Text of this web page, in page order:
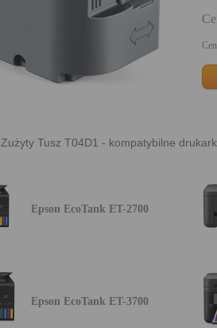
Tusz T04D1 - kompatybilne
Epson EcoTank ET-2700
Epson EcoTank ET-3700